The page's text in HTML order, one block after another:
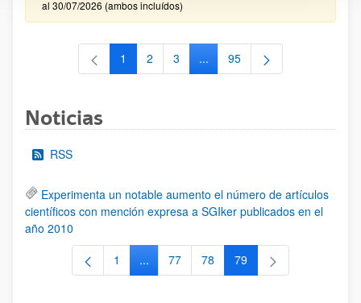
al 30/07/2026 (ambos incluídos)
Página
1 Página
2 Página
3 ...Páginas intermedias Use TAB
Página
95
Noticias
RSS
Experimenta un notable aumento el número de artículos
científicos con mención expresa a SGIker publicados en el
año 2010
Página
1 ...Páginas intermedias Use TAB para
Página
77 Página
78 Página
79